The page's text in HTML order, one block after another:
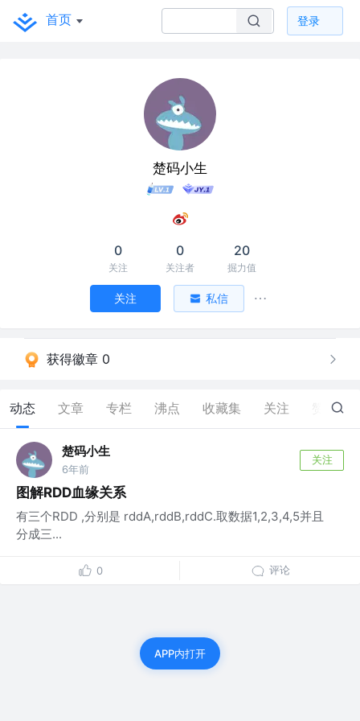
首页 登录
楚码小生
0
关注
0
关注者
20
掘力值
关注 私信
获得徽章 0
动态 文章 专栏 沸点 收藏集 关注 8
楚码小生
6年前
关注
图解RDD血缘关系
有三个RDD ,分别是 rddA,rddB,rddC.取数据1,2,3,4,5并且
分成三...
0 评论
APP内打开